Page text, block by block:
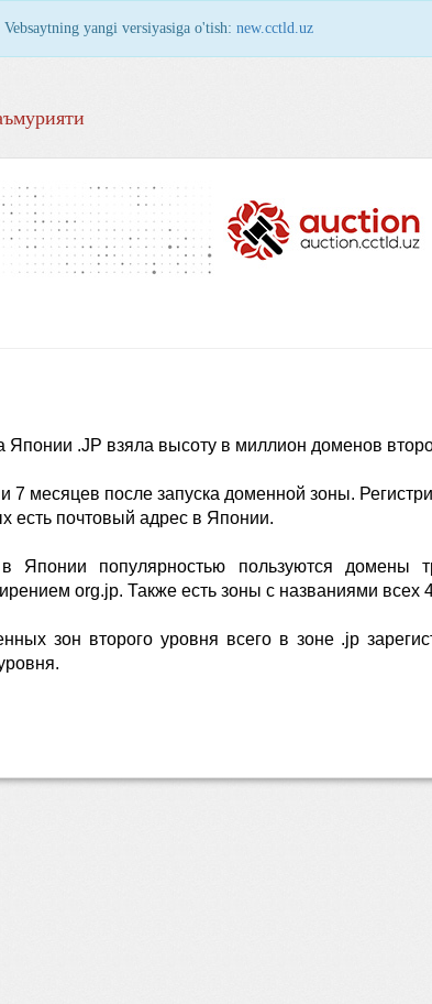
Vebsaytning yangi versiyasiga o'tish: new.cctld.uz
.JP взяла высоту в миллион доменов
7 месяцев после запуска доменной зоны.
есть почтовый адрес в Японии.
Японии популярностью пользуются домены
org.jp. Также есть зоны с названиями
зон второго уровня всего в зоне .jp